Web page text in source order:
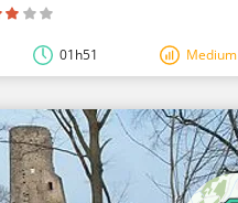
01h51 Medium